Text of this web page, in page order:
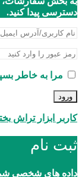
دسترسی پیدا کنید.
مرا به خاطر
ورود
کاربر ابزار تراش
ثبت نام
داده های شخصی